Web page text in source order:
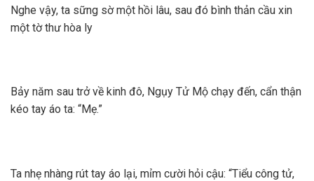
Nghe vậy, ta sững sờ một hồi lâu, sau đó bình thản cầu xin
một tờ thư hòa ly
Bảy năm sau trở về kinh đô, Ngụy Tử Mộ chạy đến, cẩn thận
kéo tay áo ta: “Mẹ.”
Ta nhẹ nhàng rút tay áo lại, mỉm cười hỏi cậu: “Tiểu công tử,